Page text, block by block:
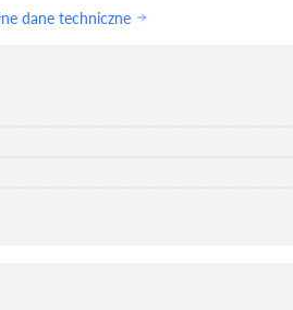
dane techniczne